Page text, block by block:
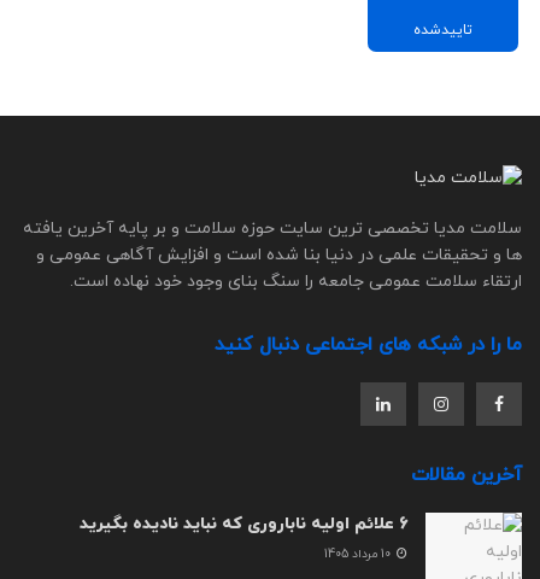
تاییدشده
سلامت مدیا تخصصی ترین سایت حوزه سلامت و بر پایه آخرین یافته
ها و تحقیقات علمی در دنیا بنا شده است و افزایش آگاهی عمومی و
ارتقاء سلامت عمومی جامعه را سنگ بنای وجود خود نهاده است.
ما را در شبکه های اجتماعی دنبال کنید
آخرین مقالات
6 علائم اولیه ناباروری که نباید نادیده بگیرید